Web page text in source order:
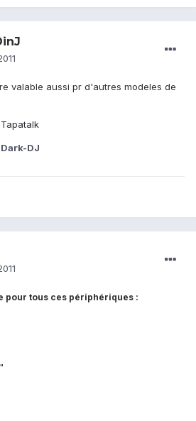
valable aussi pr d'autres modeles de
DJ
pour tous ces périphériques :